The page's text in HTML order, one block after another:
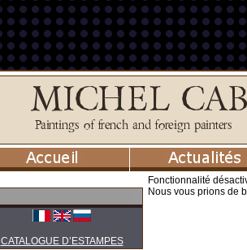
CATALOGUE D’ESTAMPES
Fonctionnalité
Nous vous prions de